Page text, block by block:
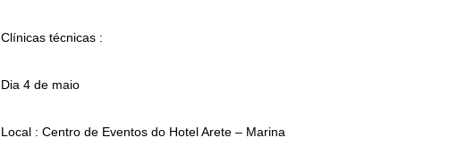
Clínicas técnicas :
Dia 4 de maio
Local : Centro de Eventos do Hotel Arete – Marina